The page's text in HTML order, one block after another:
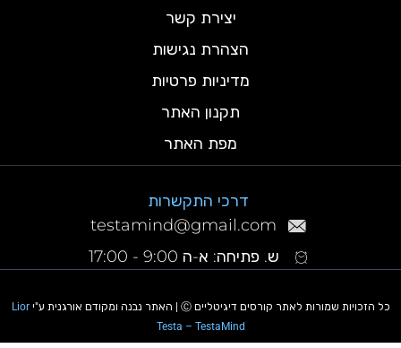
יצירת קשר
הצהרת נגישות
מדיניות פרטיות
תקנון האתר
מפת האתר
דרכי התקשרות
testamind@gmail.com
ש. פתיחה: א-ה 9:00 - 17:00
כל הזכויות שמורות לאתר קורסים דיגיטליים Ⓒ | האתר נבנה ומקודם אורגנית ע"י
Lior
Testa – TestaMind